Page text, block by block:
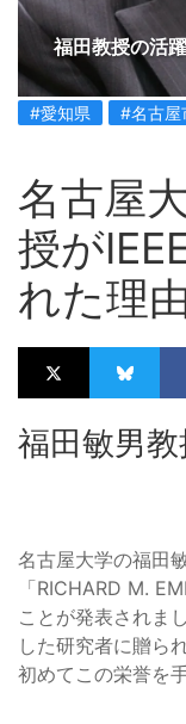
福田教授の活躍
#愛知県 #名古屋
名古屋
授が
れた理
福田敏男
名古屋大学の福田
「RICHARD M.
ことが発表されま
した研究者に贈ら
初めてこの栄誉を